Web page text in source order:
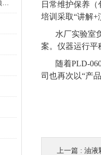
日常维护保养
培训采取“讲解
水厂实验室
案。仪器运行平
随着PLD-
司也再次以“产
上一篇 : 油液